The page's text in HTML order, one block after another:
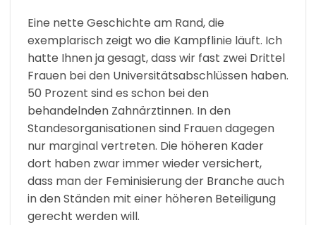
Eine nette Geschichte am Rand, die
exemplarisch zeigt wo die Kampflinie läuft. Ich
hatte Ihnen ja gesagt, dass wir fast zwei Drittel
Frauen bei den Universitätsabschlüssen haben.
50 Prozent sind es schon bei den
behandelnden Zahnärztinnen. In den
Standesorganisationen sind Frauen dagegen
nur marginal vertreten. Die höheren Kader
dort haben zwar immer wieder versichert,
dass man der Feminisierung der Branche auch
in den Ständen mit einer höheren Beteiligung
gerecht werden will.